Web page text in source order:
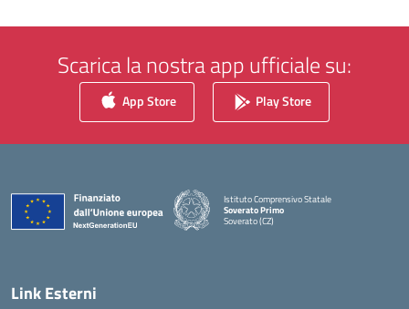
Scarica la nostra app ufficiale su:
App Store Play Store
Istituto Comprensivo Statale
Soverato Primo
Soverato (CZ)
Link Esterni